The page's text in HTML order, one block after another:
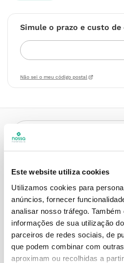
Este website utiliza cookies
Utilizamos cookies para
anúncios, fornecer
analisar nosso tráfego. Também
informações de sua utilização
parceiros de redes sociais, de
que podem combinar com
aproximam ou recolhidas a
Simule o prazo e custo de
Não sei o meu código postal
Contra-
Informações